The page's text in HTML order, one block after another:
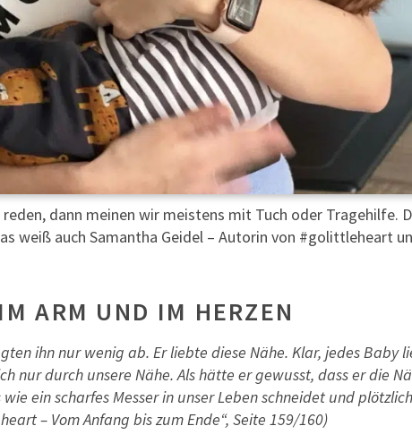
reden, dann meinen wir meistens mit Tuch oder Tragehilfe.
weiß auch Samantha Geidel – Autorin von #golittleheart
ARM UND IM HERZEN
ihn nur wenig ab. Er liebte diese Nähe. Klar, jedes Baby
nur durch unsere Nähe. Als hätte er gewusst, dass er die
ein scharfes Messer in unser Leben schneidet und
– Vom Anfang bis zum Ende“, Seite 159/160)